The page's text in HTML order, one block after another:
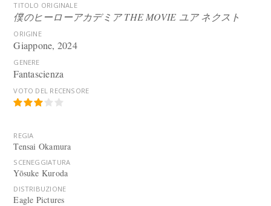
TITOLO ORIGINALE
僕のヒーローアカデミア THE MOVIE ユア ネクスト
ORIGINE
Giappone, 2024
GENERE
Fantascienza
VOTO DEL RECENSORE
REGIA
Tensai Okamura
SCENEGGIATURA
Yōsuke Kuroda
DISTRIBUZIONE
Eagle Pictures